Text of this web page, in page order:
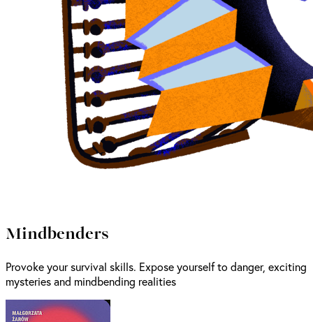
Mindbenders
Provoke your survival skills. Expose yourself to danger, exciting
mysteries and mindbending realities